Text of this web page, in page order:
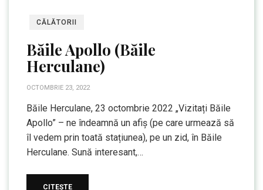
CĂLĂTORII
Băile Apollo (Băile
Herculane)
OCTOMBRIE 23, 2022
Băile Herculane, 23 octombrie 2022 „Vizitați Băile
Apollo” – ne îndeamnă un afiș (pe care urmează să
îl vedem prin toată stațiunea), pe un zid, în Băile
Herculane. Sună interesant,…
CITEȘTE